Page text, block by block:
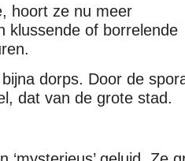
hoort ze nu meer
klussende of borrelende
dorps. Door de
dat van de grote stad.